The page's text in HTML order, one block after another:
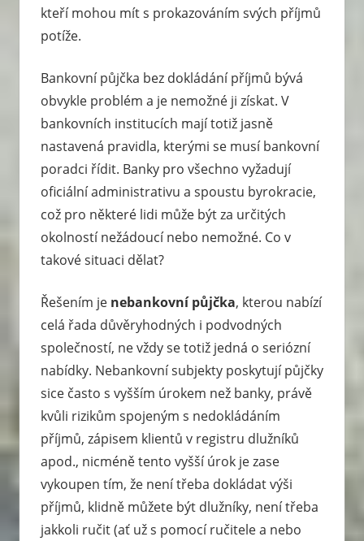
kteří mohou mít s prokazováním svých příjmů
potíže.
Bankovní půjčka bez dokládání příjmů bývá
obvykle problém a je nemožné ji získat. V
bankovních institucích mají totiž jasně
nastavená pravidla, kterými se musí bankovní
poradci řídit. Banky pro všechno vyžadují
oficiální administrativu a spoustu byrokracie,
což pro některé lidi může být za určitých
okolností nežádoucí nebo nemožné. Co v
takové situaci dělat?
Řešením je nebankovní půjčka, kterou nabízí
celá řada důvěryhodných i podvodných
společností, ne vždy se totiž jedná o seriózní
nabídky. Nebankovní subjekty poskytují půjčky
sice často s vyšším úrokem než banky, právě
kvůli rizikům spojeným s nedokládáním
příjmů, zápisem klientů v registru dlužníků
apod., nicméně tento vyšší úrok je zase
vykoupen tím, že není třeba dokládat výši
příjmů, klidně můžete být dlužníky, není třeba
jakkoli ručit (ať už s pomocí ručitele a nebo